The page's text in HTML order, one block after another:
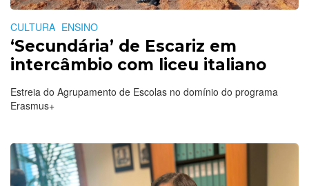
CULTURA ENSINO
‘Secundária’ de Escariz em
intercâmbio com liceu italiano
Estreia do Agrupamento de Escolas no domínio do programa
Erasmus+